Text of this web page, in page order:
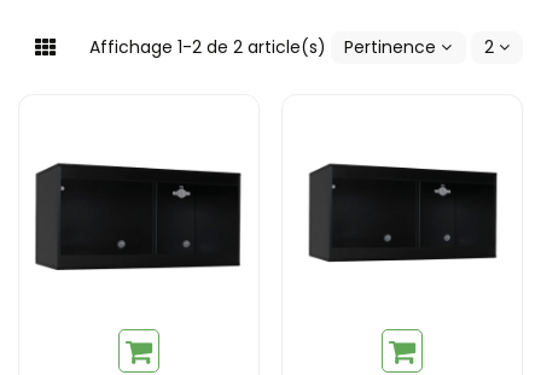
Affichage 1-2 de 2 article(s) Pertinence 2